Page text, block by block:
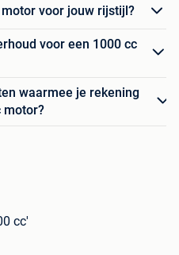
voor jouw rijstijl?
voor een 1000 cc
waarmee je rekening
motor?
cc'